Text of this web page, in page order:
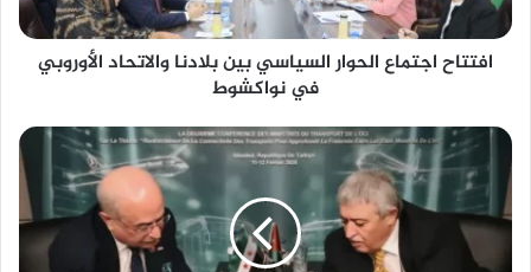
افتتاح اجتماع الحوار السياسي بين بلادنا والاتحاد الأوروبي
في نواكشوط